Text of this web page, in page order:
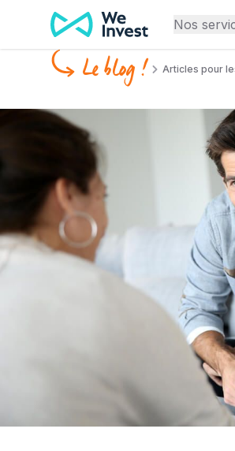
Aller au contenu
Nos
Le blog ! Articles pour